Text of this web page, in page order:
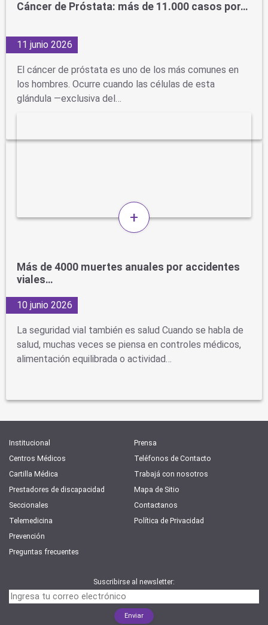
Cáncer de Próstata: más de 11.000 casos por…
11 junio 2026
El cáncer de próstata es uno de los más comunes en
los hombres. Ocurre cuando las células de esta
glándula —exclusiva del…
+
Más de 4000 muertes anuales por accidentes
viales…
10 junio 2026
La seguridad vial también es salud Cuando se habla de
salud, muchas veces se piensa en controles médicos,
alimentación equilibrada o actividad…
Institucional
Centros Médicos
Cartilla Médica
Prestadores de discapacidad
Seccionales
Telemedicina
Prevención
Preguntas frecuentes
Prensa
Teléfonos de Contacto
Trabajá con nosotros
Mapa de Sitio
Contactanos
Política de Privacidad
Suscribirse al newsletter: